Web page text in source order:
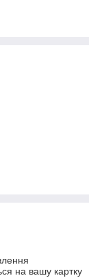
на вашу картку